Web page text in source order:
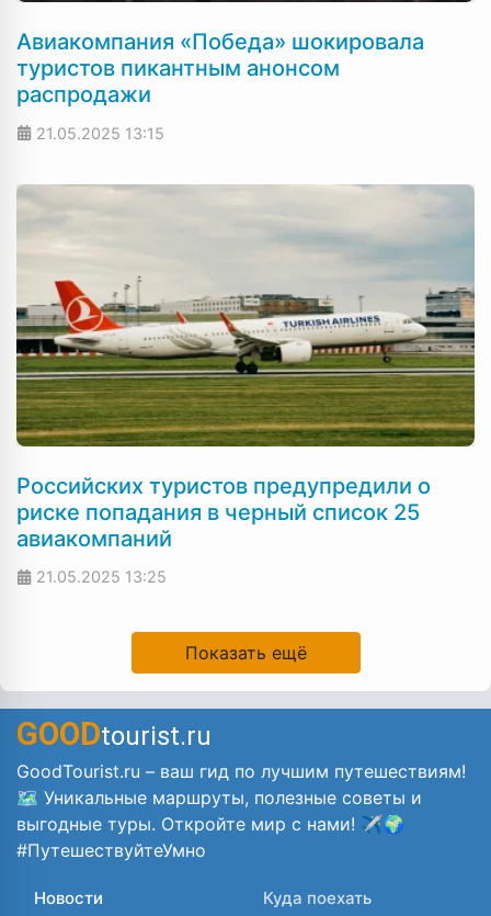
Авиакомпания «Победа» шокировала
туристов пикантным анонсом
распродажи
21.05.2025 13:15
Российских туристов предупредили о
риске попадания в черный список 25
авиакомпаний
21.05.2025 13:25
Показать ещё
GOODtourist.ru
GoodTourist.ru – ваш гид по лучшим путешествиям!
🗺️ Уникальные маршруты, полезные советы и
выгодные туры. Откройте мир с нами! ✈️🌍
#ПутешествуйтеУмно
Новости Куда поехать